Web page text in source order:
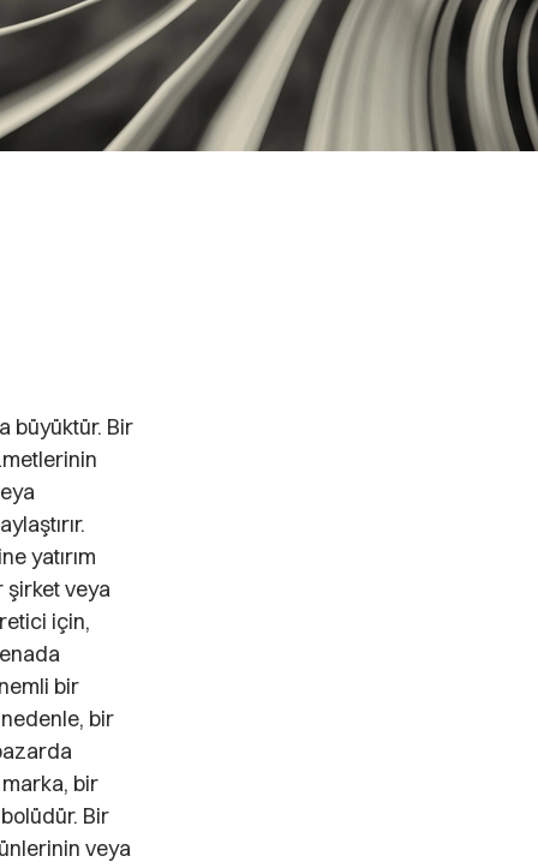
büyüktür. Bir
yatırım
şirket veya
için,
bir
bir
bir
Bir
veya